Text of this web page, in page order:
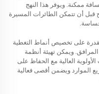
ممكنة. ويوفر هذا النهج
قبل أن تتمكن الطائرات المسيرة
على تخصيص أنماط التغطية
ويمكن تهيئة أنظمة
العالية مع الحفاظ على
الموارد ويضمن أقصى فعالية